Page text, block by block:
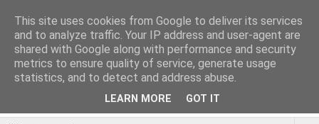
This site uses cookies from Google to deliver its services
and to analyze traffic. Your IP address and user-agent are
shared with Google along with performance and security
metrics to ensure quality of service, generate usage
statistics, and to detect and address abuse.
LEARN MORE GOT IT